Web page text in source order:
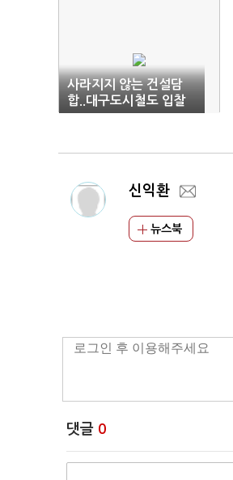
사라지지 않는 건설담
합..대구도시철도 입찰
서 또 적발
신익환
뉴스북
댓글 0